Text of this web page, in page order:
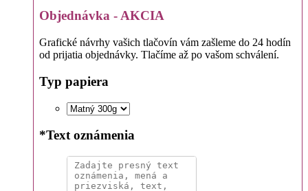
Objednávka - AKCIA
Grafické návrhy vašich tlačovín vám zašleme do 24 hodín
od prijatia objednávky. Tlačíme až po vašom schválení.
Typ papiera
*Text oznámenia